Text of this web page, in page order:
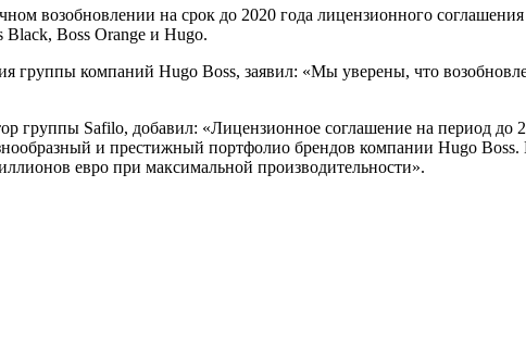
возобновлении на срок до 2020 года лицензионного
Boss Orange и Hugo.
группы компаний Hugo Boss, заявил: «Мы уверены, что
группы Safilo, добавил: «Лицензионное соглашение на период до
и престижный портфолио брендов компании Hugo
евро при максимальной производительности».